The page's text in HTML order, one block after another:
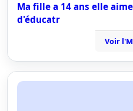
Ma fille a 14 ans elle
d'éducatr
Voir